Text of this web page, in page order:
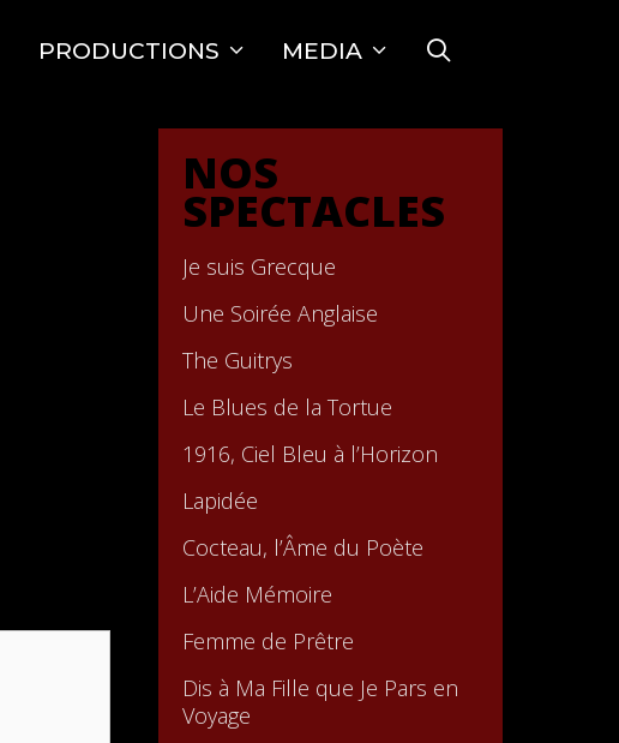
PRODUCTIONS MEDIA
NOS
SPECTACLES
Je suis Grecque
Une Soirée Anglaise
The Guitrys
Le Blues de la Tortue
1916, Ciel Bleu à l’Horizon
Lapidée
Cocteau, l’Âme du Poète
L’Aide Mémoire
Femme de Prêtre
Dis à Ma Fille que Je Pars en
Voyage